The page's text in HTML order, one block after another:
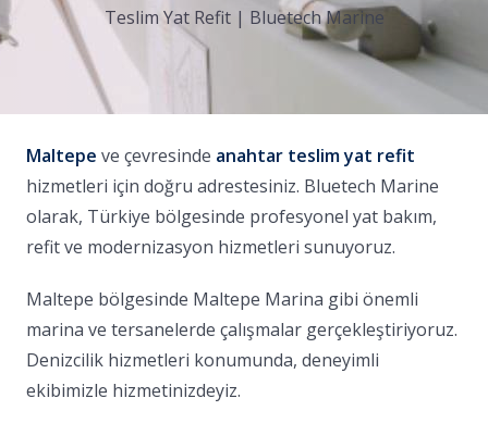
Teslim Yat Refit | Bluetech Marine
Maltepe ve çevresinde anahtar teslim yat refit
hizmetleri için doğru adrestesiniz. Bluetech Marine
olarak, Türkiye bölgesinde profesyonel yat bakım,
refit ve modernizasyon hizmetleri sunuyoruz.
Maltepe bölgesinde Maltepe Marina gibi önemli
marina ve tersanelerde çalışmalar gerçekleştiriyoruz.
Denizcilik hizmetleri konumunda, deneyimli
ekibimizle hizmetinizdeyiz.